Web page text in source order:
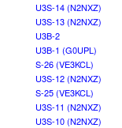
U3S-14 (N2NXZ)
U3S-13 (N2NXZ)
U3B-2
U3B-1 (G0UPL)
S-26 (VE3KCL)
U3S-12 (N2NXZ)
S-25 (VE3KCL)
U3S-11 (N2NXZ)
U3S-10 (N2NXZ)